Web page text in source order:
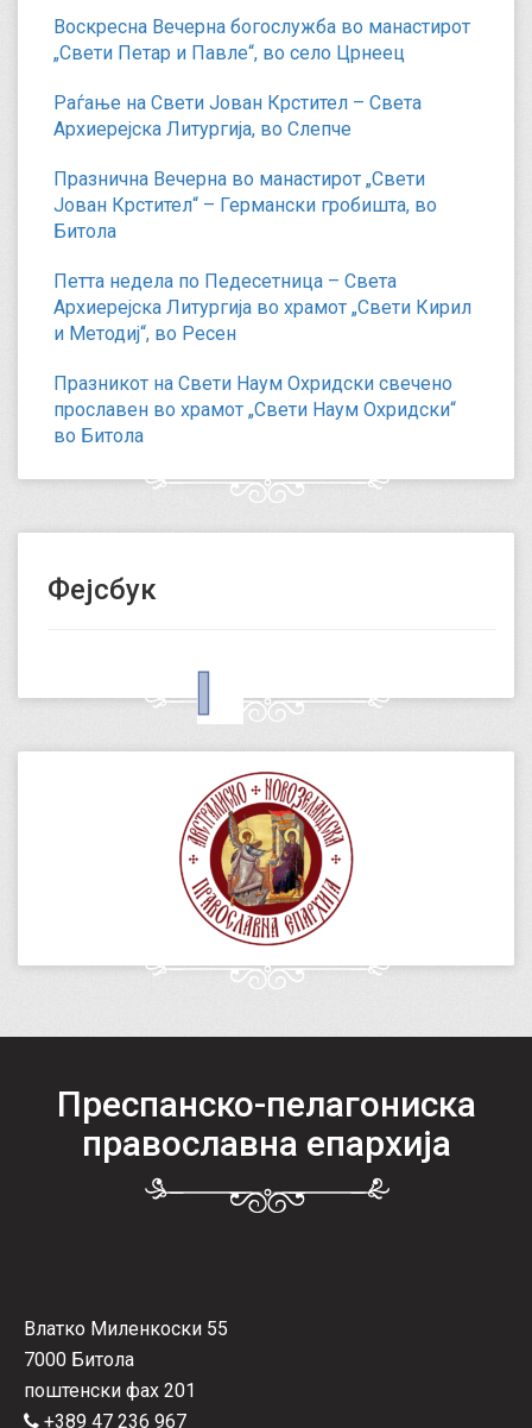
Воскресна Вечерна богослужба во манастирот
„Свети Петар и Павле“, во село Црнеец
Раѓање на Свети Јован Крстител – Света
Архиерејска Литургија, во Слепче
Празнична Вечерна во манастирот „Свети
Јован Крстител“ – Германски гробишта, во
Битола
Петта недела по Педесетница – Света
Архиерејска Литургија во храмот „Свети Кирил
и Методиј“, во Ресен
Празникот на Свети Наум Охридски свечено
прославен во храмот „Свети Наум Охридски“
во Битола
Фејсбук
Преспанско-пелагониска
православна епархија
Влатко Миленкоски 55
7000 Битола
поштенски фах 201
+389 47 236 967